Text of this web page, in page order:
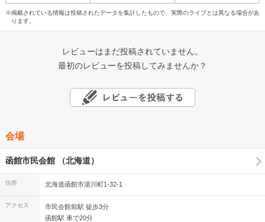
※掲載されている情報は投稿されたデータを集計したもので、実際のライブとは異なる場合があ
ります。
レビューはまだ投稿されていません。
最初のレビューを投稿してみませんか？
会場
函館市民会館 （北海道）
住所 北海道函館市湯川町1-32-1
アクセス
市民会館前駅 徒歩3分
函館駅 車で20分